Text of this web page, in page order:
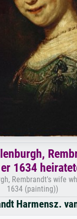
1634
Rembrandt's wife
1634 (painting))
Harmensz.